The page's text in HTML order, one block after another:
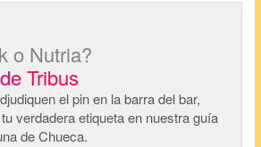
o Nutria?
Tribus
el pin en la barra del bar,
verdadera etiqueta en nuestra guía
de Chueca.